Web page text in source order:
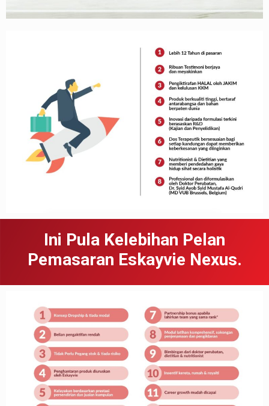
Ini Pula Kelebihan Pelan
Pemasaran Eskayvie Nexus.